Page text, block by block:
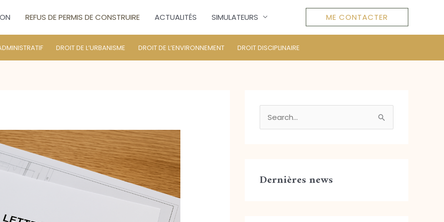
REFUS DE PERMIS DE CONSTRUIRE ACTUALITÉS SIMULATEURS ME CONTACTER
DROIT DE L’URBANISME DROIT DE L’ENVIRONNEMENT DROIT DISCIPLINAIRE
e
Dernières news